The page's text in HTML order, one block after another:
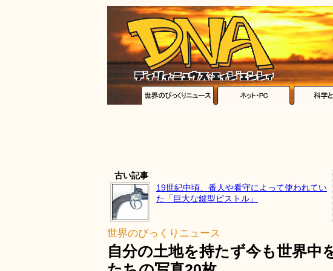
古い記事
19世紀中頃、番人や看守によって使われてい
た「巨大な鍵型ピストル」
世界のびっくりニュース
自分の土地を持たず今も世界中